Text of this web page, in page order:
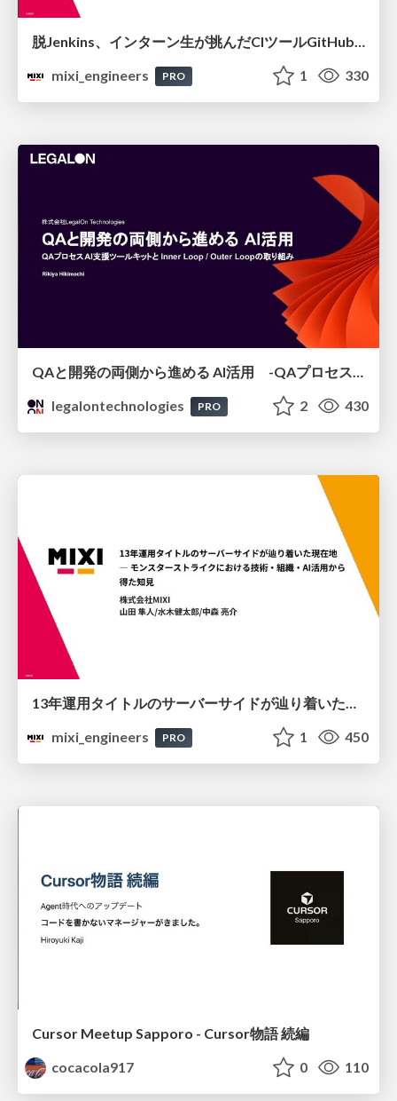
脱Jenkins、インターン生が挑んだCIツールGitHubActions移行
mixi_engineers
PRO 1 330
QAと開発の両側から進める AI活用 -QAプロセスAI支援ツールキットと Inner Loop / Outer Loopの取り組み-
legalontechnologies
PRO 2 430
mixi_engineers
PRO 1 450
Cursor Meetup Sapporo - Cursor物語 続編
cocacola917
0 110